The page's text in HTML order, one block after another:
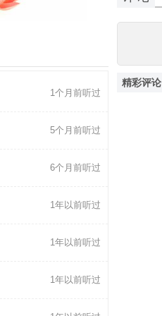
精彩评论
调
1个月前听过
5个月前听过
6个月前听过
1年以前听过
1年以前听过
1年以前听过